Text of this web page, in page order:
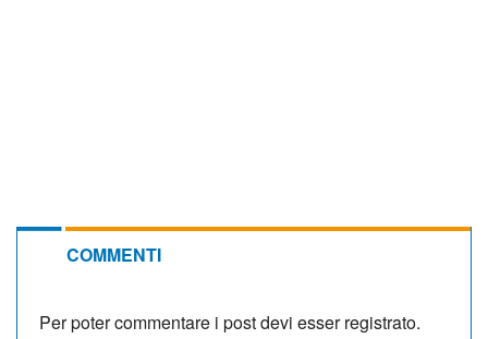
COMMENTI
Per poter commentare i post devi esser registrato.